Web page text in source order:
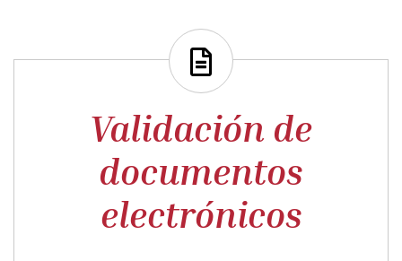
Validación de
documentos
electrónicos